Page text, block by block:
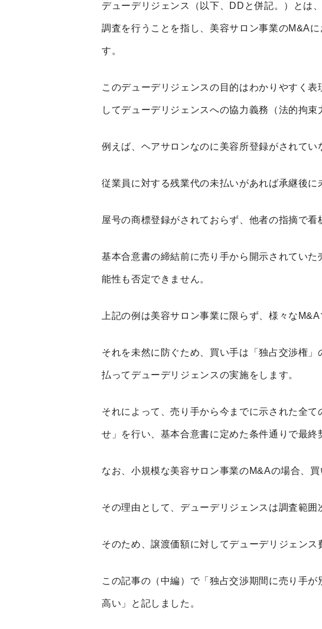
デューデリジェンス（以下、 DD と併記。）とは
調査を行うことを指し、美容サロン事業のM&A
す。
このデューデリジェンスの目的はわかりやすく
してデューデリジェンスへの協力義務（法的拘
例えば、ヘアサロンなのに美容所登録がされてい
従業員に対する残業代の未払いがあれば承継後に
屋号の商標登録がされておらず、他者の指摘で看
基本合意書の締結前に売り手から開示されてい
能性も否定できません。
上記の例は美容サロン事業に限らず、様々な M&A
それを未然に防ぐため、買い手は「独占交渉権
払ってデューデリジェンスの実施をします。
それによって、売り手から今までに示された全
せ」を行い、基本合意書に定めた条件通りで最終
なお、小規模な美容サロン事業のM&Aの場合、
その理由として、デューデリジェンスは調査範囲
そのため、譲渡価額に対してデューデリジェン
この記事の（中編）で「独占交渉期間に売り手
高い」と記しました。